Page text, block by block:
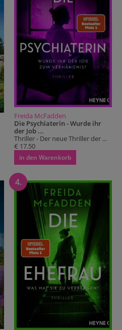
Freida McFadden
Die Psychiaterin - Wurde ihr
der Job ...
Thriller - Der neue Thriller der ...
€ 17.50
in den Warenkorb
4.